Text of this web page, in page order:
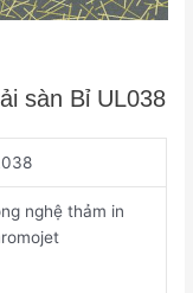
sàn Bỉ UL038
nghệ thảm in